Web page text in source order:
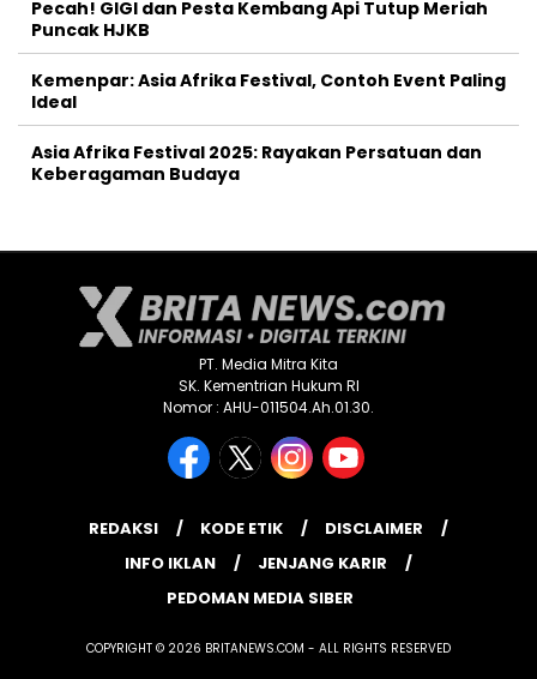
Pecah! GIGI dan Pesta Kembang Api Tutup Meriah
Puncak HJKB
Kemenpar: Asia Afrika Festival, Contoh Event Paling
Ideal
Asia Afrika Festival 2025: Rayakan Persatuan dan
Keberagaman Budaya
PT. Media Mitra Kita
SK. Kementrian Hukum RI
Nomor : AHU-011504.Ah.01.30.
REDAKSI KODE ETIK
DISCLAIMER
INFO IKLAN
JENJANG KARIR
PEDOMAN MEDIA SIBER
COPYRIGHT © 2026 BRITANEWS.COM - ALL RIGHTS RESERVED